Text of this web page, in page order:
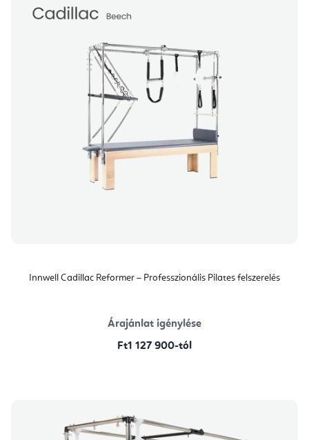
Innwell Cadillac Reformer – Professzionális Pilates felszerelés
Árajánlat igénylése
Ft1 127 900-tól